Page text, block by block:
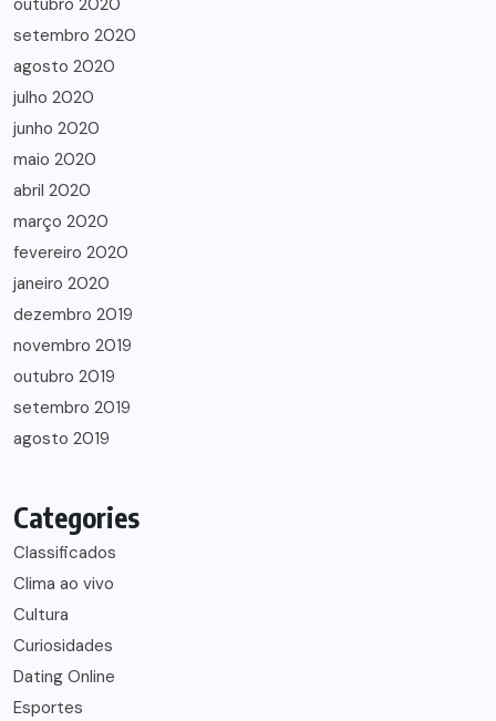
outubro 2020
setembro 2020
agosto 2020
julho 2020
junho 2020
maio 2020
abril 2020
março 2020
fevereiro 2020
janeiro 2020
dezembro 2019
novembro 2019
outubro 2019
setembro 2019
agosto 2019
Categories
Classificados
Clima ao vivo
Cultura
Curiosidades
Dating Online
Esportes